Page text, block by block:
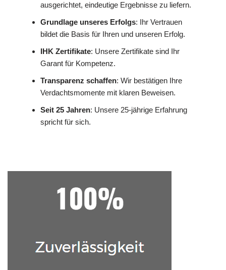
ausgerichtet, eindeutige Ergebnisse zu liefern.
Grundlage unseres Erfolgs: Ihr Vertrauen
bildet die Basis für Ihren und unseren Erfolg.
IHK Zertifikate: Unsere Zertifikate sind Ihr
Garant für Kompetenz.
Transparenz schaffen: Wir bestätigen Ihre
Verdachtsmomente mit klaren Beweisen.
Seit 25 Jahren: Unsere 25-jährige Erfahrung
spricht für sich.